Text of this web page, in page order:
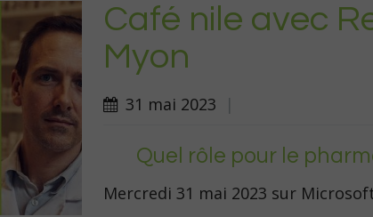
Café nile avec
Myon
31 mai 2023 |
Quel rôle pour le
Mercredi 31 mai 2023 sur